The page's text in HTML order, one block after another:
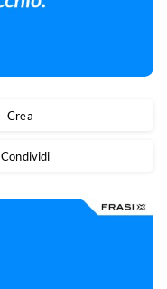
Crea
Condividi